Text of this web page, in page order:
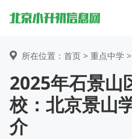
所在位置：首页 > 重点中学
2025年石景山
校：北京景山
介